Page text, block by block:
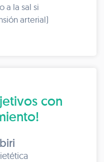
a la sal si
arterial)
con